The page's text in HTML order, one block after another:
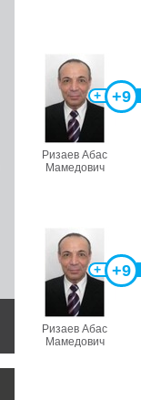
Ризаев Абас
Мамедович
+9
+
Ризаев Абас
Мамедович
+9
+